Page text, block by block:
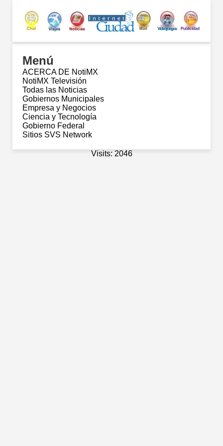
Menú
ACERCA DE NotiMX
NotiMX Televisión
Todas las Noticias
Gobiernos Municipales
Empresa y Negocios
Ciencia y Tecnología
Gobierno Federal
Sitios SVS Network
Visits: 2046